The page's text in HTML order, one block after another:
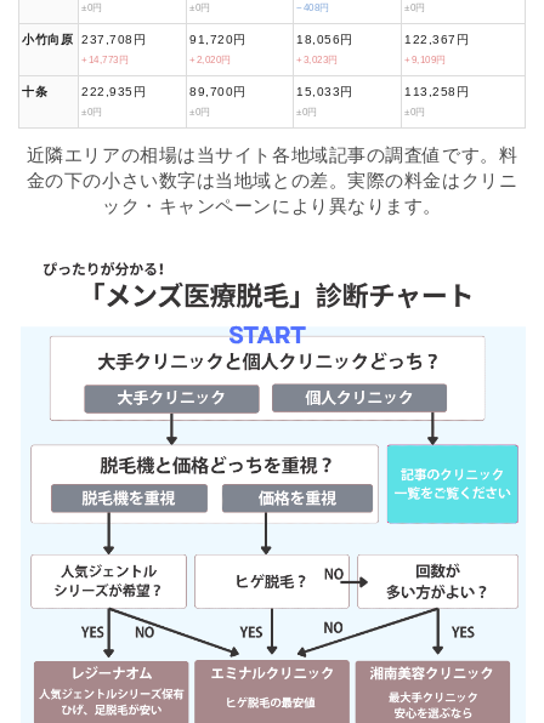
±0円 ±0円 −408円 ±0円
小竹向原 237,708円
+14,773円
91,720円
+2,020円
18,056円
+3,023円
122,367円
+9,109円
十条 222,935円
±0円
89,700円
±0円
15,033円
±0円
113,258円
±0円
近隣エリアの相場は当サイト各地域記事の調査値です。料
金の下の小さい数字は当地域との差。実際の料金はクリニ
ック・キャンペーンにより異なります。